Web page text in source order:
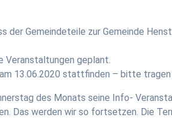
der Gemeindeteile zur Gemeinde
Veranstaltungen geplant.
13.06.2020 stattfinden – bitte tragen
des Monats seine Info-
Das werden wir so fortsetzen. Die